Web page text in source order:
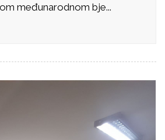
međunarodnom bje...